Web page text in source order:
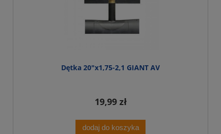
Dętka 20"x1,75-2,1 GIANT AV
19,99 zł
dodaj do koszyka